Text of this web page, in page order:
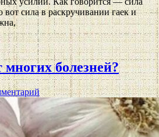
вот сила в раскручивании гаек и
болезней?